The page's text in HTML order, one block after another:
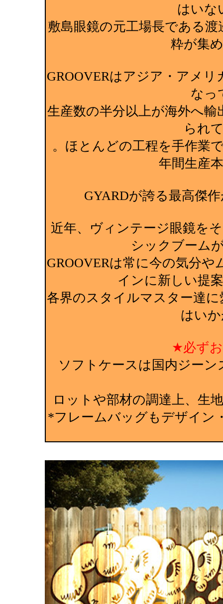
はいな
敷島眼鏡の元工場長である
粋が集
GROOVERはアジア・アメ
なっ
生産数の半分以上が海外へ
られ
。ほとんどの工程を手作業
年間生産
GYARDが誇る最高傑
近年、ヴィンテージ眼鏡を
シックブーム
GROOVERは常に今の気分
インに新しい提
各界のスタイルマスター達
はい
★必ず
ソフトケースは国内ジー
ロットや部材の調達上、生
*フレームバッグもデザイン